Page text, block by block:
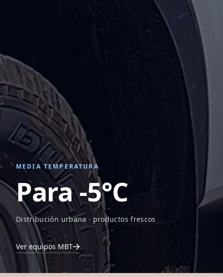
MEDIA TEMPERATURA
Para -5°C
Distribución urbana · productos frescos
Ver equipos MBT